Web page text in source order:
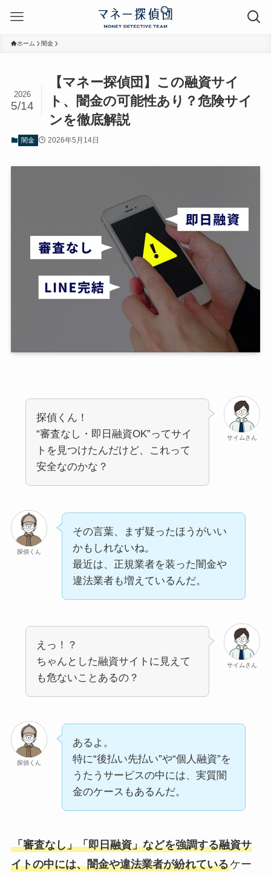
ホーム 闇金
【マネー探偵団】この融資サイ
ト、闇金の可能性あり？危険サイ
ンを徹底解説
2026
5/14
闇金 2026年5月14日
サイムさん
探偵くん！
“審査なし・即日融資OK”ってサイ
トを見つけたんだけど、これって
安全なのかな？
探偵くん
その言葉、まず疑ったほうがいい
かもしれないね。
最近は、正規業者を装った闇金や
違法業者も増えているんだ。
サイムさん
えっ！？
ちゃんとした融資サイトに見えて
も危ないことあるの？
探偵くん
あるよ。
特に“後払い先払い”や“個人融資”を
うたうサービスの中には、実質闇
金のケースもあるんだ。
「審査なし」「即日融資」などを強調する融資サ
イトの中には、闇金や違法業者が紛れているケー